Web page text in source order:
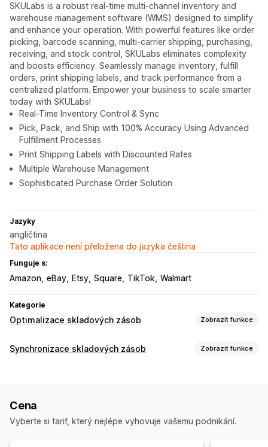
SKULabs is a robust real-time multi-channel inventory and
warehouse management software (WMS) designed to simplify
and enhance your operation. With powerful features like order
picking, barcode scanning, multi-carrier shipping, purchasing,
receiving, and stock control, SKULabs eliminates complexity
and boosts efficiency. Seamlessly manage inventory, fulfill
orders, print shipping labels, and track performance from a
centralized platform. Empower your business to scale smarter
today with SKULabs!
Real-Time Inventory Control & Sync
Pick, Pack, and Ship with 100% Accuracy Using Advanced
Fulfillment Processes
Print Shipping Labels with Discounted Rates
Multiple Warehouse Management
Sophisticated Purchase Order Solution
Jazyky
angličtina
Tato aplikace není přeložena do jazyka čeština
Funguje s:
Amazon eBay Etsy Square TikTok Walmart
Kategorie
Optimalizace skladových zásob Zobrazit funkce
Správa skladových zásob
Předpovědi
Jednotky SKU
Doplňování skladových zásob
Synchronizace skladových zásob Zobrazit funkce
Jednotky SKU
Automatická Ruční Hromadná V reálném čase
Cena
Vyberte si tarif, který nejlépe vyhovuje vašemu podnikání.